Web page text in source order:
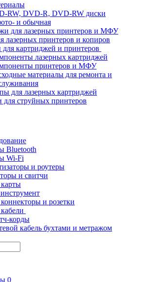
RW, DVD-R, DVD-RW диски
и обычная
для лазерных принтеров и МФУ
лазерных принтеров и копиров
для картриджей и принтеров
лазерных картриджей
принтеров и МФУ
материалы для ремонта и
для лазерных картриджей
для струйных принтеров
Bluetooth
Wi-Fi
и роутеры
и свитчи
и розетки
корды
кабель бухтами и метражом
0